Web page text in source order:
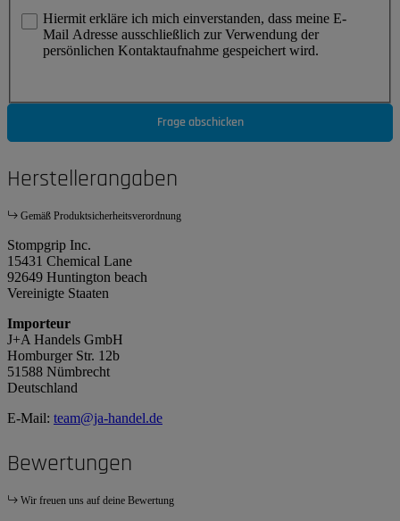
Hiermit erkläre ich mich einverstanden, dass meine E-
Mail Adresse ausschließlich zur Verwendung der
persönlichen Kontaktaufnahme gespeichert wird.
Frage abschicken
Herstellerangaben
Gemäß Produktsicherheitsverordnung
Stompgrip Inc.
15431 Chemical Lane
92649 Huntington beach
Vereinigte Staaten
Importeur
J+A Handels GmbH
Homburger Str. 12b
51588 Nümbrecht
Deutschland
E-Mail: team@ja-handel.de
Bewertungen
Wir freuen uns auf deine Bewertung